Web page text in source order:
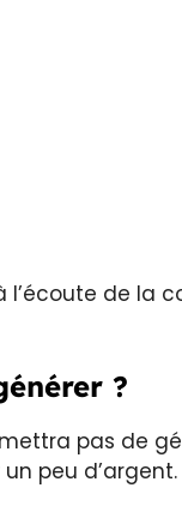
l’écoute de la
?
pas de
peu d’argent.